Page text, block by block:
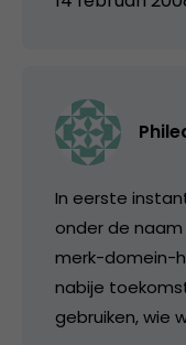
In eerste
onder de
merk-domein-
nabije
gebruiken, wie